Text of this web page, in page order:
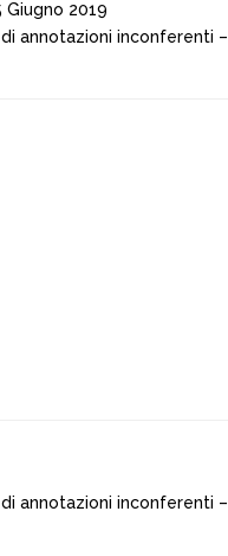
Giugno 2019
annotazioni inconferenti
annotazioni inconferenti